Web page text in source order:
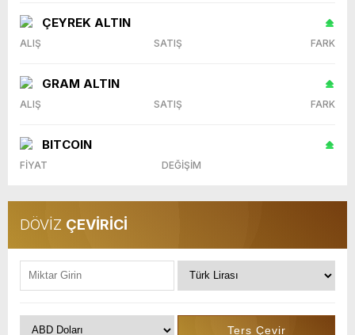
ÇEYREK ALTIN
ALIŞ SATIŞ FARK
GRAM ALTIN
ALIŞ SATIŞ FARK
BITCOIN
FİYAT DEĞİŞİM
DÖVİZ ÇEVİRİCİ